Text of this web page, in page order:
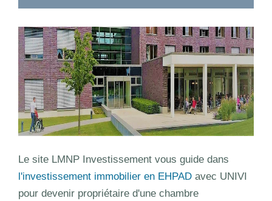
Le site LMNP Investissement vous guide dans
l'investissement immobilier en EHPAD avec UNIVI
pour devenir propriétaire d'une chambre